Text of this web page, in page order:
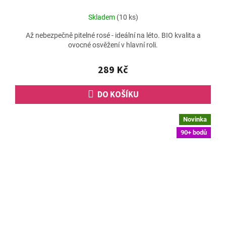
Skladem (10 ks)
289 Kč
DO KOŠÍKU
Až nebezpečně pitelné rosé - ideální na léto. BIO kvalita a
ovocné osvěžení v hlavní roli.
Novinka
90+ bodů